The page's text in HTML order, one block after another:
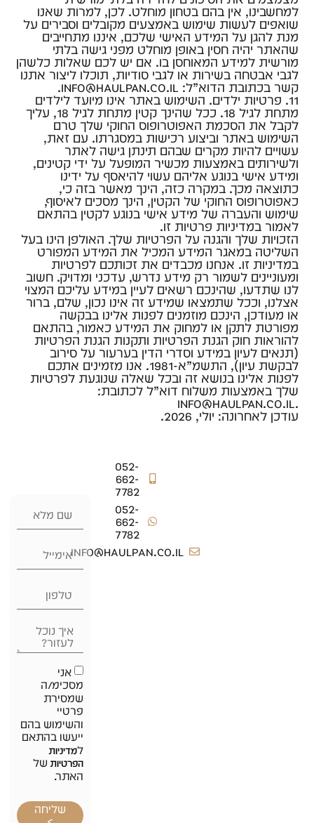
למחשבינו, אין בהם בטחון מוחלט. לכן, למרות שאנו
שואפים לעשות שימוש באמצעים מקובלים וסבירים על
מנת להגן על המידע האישי שלכם, איננו מתחייבים
שהאתר יהיה חסין באופן מוחלט מפני גישה בלתי
מורשית למידע המאוחסן בו. אם יש לכם שאלות כלשהן
לגבי אבטחה בשירות או לגבי סודיות, תוכלו ליצור אתנו
קשר בכתובת הדוא”ל: info@haulpan.co.il.
11. פרטיות ילדים. השימוש באתר אינו מיועד לילדים
מתחת לגיל 18. ככל שהינך קטין מתחת לגיל 18, עליך
לקבל את הסכמת האפוטרופוס החוקי שלך טרם
השימוש באתר וביצוע רכישות במסגרתו. עם זאת,
עשויים להיות מקרים שבהם תינתן גישה לאתר
ולשירותים באמצעות מכשיר המופעל על ידי קטינים,
ומידע אישי בנוגע אליהם עשוי להיאסף על ידינו
כתוצאה מכך. במקרה כזה, הינך מאשר בזה כי,
כאפוטרופוס החוקי של הקטין, הינך מסכים לאיסוף,
שימוש והעברה של מידע אישי בנוגע לקטין בהתאם
לאמור במדיניות פרטיות זו.
הזכויות שלך והגנה על הפרטיות שלך. האולפן הינו בעל
השליטה במאגר המידע המכיל את המידע המפורט
במדיניות זו. אנחנו מכבדים את זכותכם לפרטיות
ומעוניינים לשמור רק מידע נדרש, עדכני ומדויק. חשוב
לנו שתדעו, שהינכם רשאים לעיין במידע עליכם המצוי
אצלנו, וככל שתמצאו שמידע זה אינו נכון, שלם, ברור
או מעודכן, הינכם מוזמנים לפנות אלינו בבקשה
מפורטת לתקן או למחוק את המידע כאמור, בהתאם
להוראות חוק הגנת הפרטיות ותקנות הגנת הפרטיות
(תנאים לעיון במידע וסדרי הדין בערעור על סירוב
לבקשת עיון), התשמ”א-1981. אנו מזמינים אתכם
לפנות אלינו בנושא זה ובכל שאלה שנוגעת לפרטיות
שלך באמצעות משלוח דוא”ל לכתובת:
.info@haulpan.co.il
עודכן לאחרונה: יולי, 2026.
052-
662-
7782
052-
662-
7782
info@haulpan.co.il
אני
מסכימ/ה
שמסירת
פרטיי
והשימוש בהם
ייעשו בהתאם
למדיניות
הפרטיות של
האתר.
שליחה